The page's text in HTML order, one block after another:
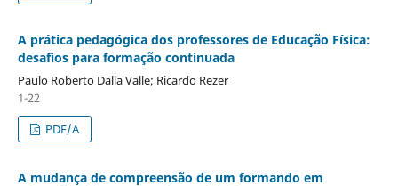
A prática pedagógica dos professores de Educação Física:
desafios para formação continuada
Paulo Roberto Dalla Valle; Ricardo Rezer
1-22
PDF/A
A mudança de compreensão de um formando em